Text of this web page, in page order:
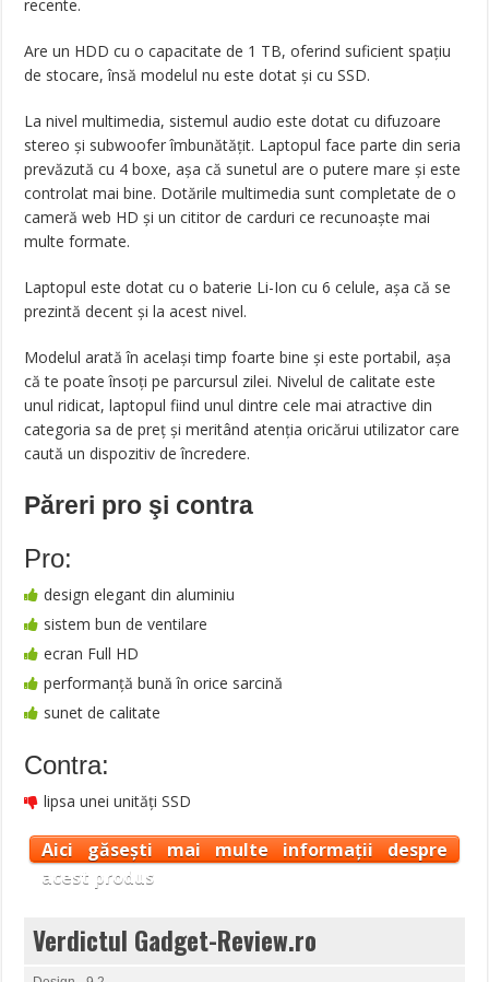
recente.
Are un HDD cu o capacitate de 1 TB, oferind suficient spațiu
de stocare, însă modelul nu este dotat și cu SSD.
La nivel multimedia, sistemul audio este dotat cu difuzoare
stereo și subwoofer îmbunătățit. Laptopul face parte din seria
prevăzută cu 4 boxe, așa că sunetul are o putere mare și este
controlat mai bine. Dotările multimedia sunt completate de o
cameră web HD și un cititor de carduri ce recunoaște mai
multe formate.
Laptopul este dotat cu o baterie Li-Ion cu 6 celule, așa că se
prezintă decent și la acest nivel.
Modelul arată în același timp foarte bine și este portabil, așa
că te poate însoți pe parcursul zilei. Nivelul de calitate este
unul ridicat, laptopul fiind unul dintre cele mai atractive din
categoria sa de preț și meritând atenția oricărui utilizator care
caută un dispozitiv de încredere.
Păreri pro şi contra
Pro:
design elegant din aluminiu
sistem bun de ventilare
ecran Full HD
performanță bună în orice sarcină
sunet de calitate
Contra:
lipsa unei unități SSD
Aici găsești mai multe informații despre
acest produs
Verdictul Gadget-Review.ro